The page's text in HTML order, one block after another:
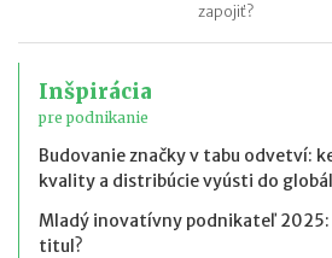
zapojiť?
Inšpirácia
pre podnikanie
Budovanie značky v tabu odvetví:
kvality a distribúcie vyústi do
Mladý inovatívny podnikateľ
titul?